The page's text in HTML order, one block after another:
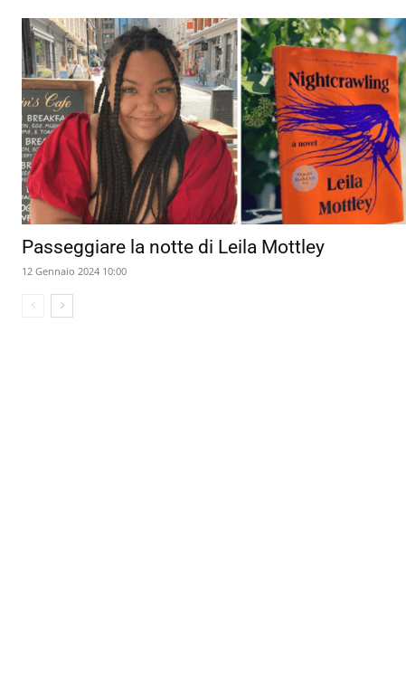
Passeggiare la notte di Leila Mottley
12 Gennaio 2024 10:00